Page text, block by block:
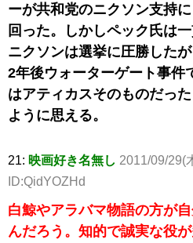
ーが共和党のニクソン支持に
回った。しかしペック氏は
ニクソンは選挙に圧勝したが
2年後ウォーターゲート事件
はアティカスそのものだった
ように思える。
21: 映画好き名無し 2011/09/29(
ID:QidYOZHd
白鯨やアラバマ物語の方が
んだろう。知的で誠実な役